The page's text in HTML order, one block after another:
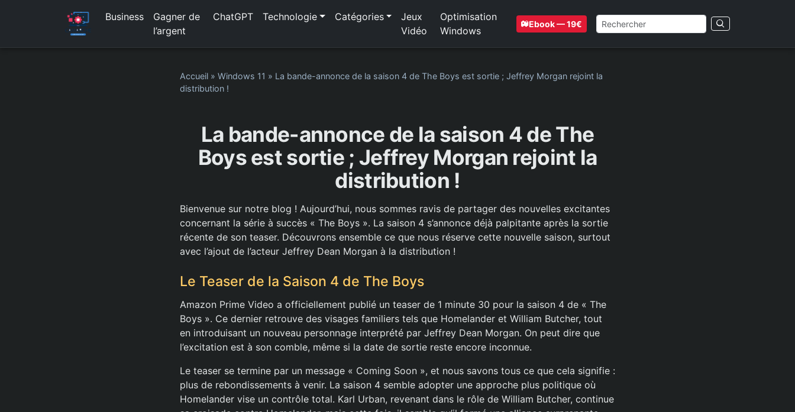
Business
Gagner de
l’argent
ChatGPT Technologie Catégories
Jeux
Vidéo
Optimisation
Windows
Ebook — 19€
Accueil » Windows 11 » La bande-annonce de la saison 4 de The Boys est sortie ; Jeffrey Morgan rejoint la
distribution !
La bande-annonce de la saison 4 de The
Boys est sortie ; Jeffrey Morgan rejoint la
distribution !
Bienvenue sur notre blog ! Aujourd’hui, nous sommes ravis de partager des nouvelles excitantes
concernant la série à succès « The Boys ». La saison 4 s’annonce déjà palpitante après la sortie
récente de son teaser. Découvrons ensemble ce que nous réserve cette nouvelle saison, surtout
avec l’ajout de l’acteur Jeffrey Dean Morgan à la distribution !
Le Teaser de la Saison 4 de The Boys
Amazon Prime Video a officiellement publié un teaser de 1 minute 30 pour la saison 4 de « The
Boys ». Ce dernier retrouve des visages familiers tels que Homelander et William Butcher, tout
en introduisant un nouveau personnage interprété par Jeffrey Dean Morgan. On peut dire que
l’excitation est à son comble, même si la date de sortie reste encore inconnue.
Le teaser se termine par un message « Coming Soon », et nous savons tous ce que cela signifie :
plus de rebondissements à venir. La saison 4 semble adopter une approche plus politique où
Homelander vise un contrôle total. Karl Urban, revenant dans le rôle de William Butcher, continue